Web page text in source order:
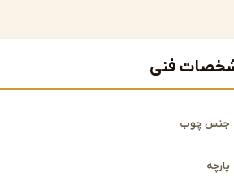
فنی
جنس چوب
پارچه